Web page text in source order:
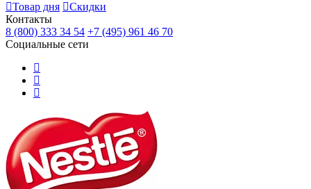
Товар дня
Скидки
Контакты
8 (800) 333 34 54 +7 (495) 961 46 70
Социальные сети